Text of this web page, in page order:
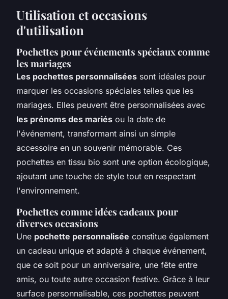
Utilisation et occasions
d'utilisation
Pochettes pour événements spéciaux comme
les mariages
Les pochettes personnalisées sont idéales pour
marquer les occasions spéciales telles que les
mariages. Elles peuvent être personnalisées avec
les prénoms des mariés ou la date de
l'événement, transformant ainsi un simple
accessoire en un souvenir mémorable. Ces
pochettes en tissu bio sont une option écologique,
ajoutant une touche de style tout en respectant
l'environnement.
Pochettes comme idées cadeaux pour
diverses occasions
Une pochette personnalisée constitue également
un cadeau unique et adapté à chaque événement,
que ce soit pour un anniversaire, une fête entre
amis, ou toute autre occasion festive. Grâce à leur
surface personnalisable, ces pochettes peuvent